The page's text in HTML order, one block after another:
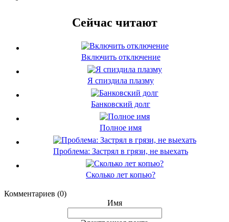
Сейчас читают
Включить отключение
Я спиздила плазму
Банковский долг
Полное имя
Проблема: Застрял в грязи, не выехать
Сколько лет копью?
Комментариев (0)
Имя